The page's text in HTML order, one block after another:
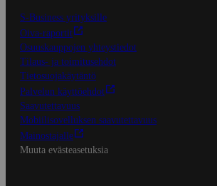
S-Business yrityksille
Oiva-raportit
Osuuskauppojen yhteystiedot
Tilaus- ja toimitusehdot
Tietosuojakäytäntö
Palvelun käyttöehdot
Saavutettavuus
Mobiilisovelluksen saavutettavuus
Mainostajalle
Muuta evästeasetuksia